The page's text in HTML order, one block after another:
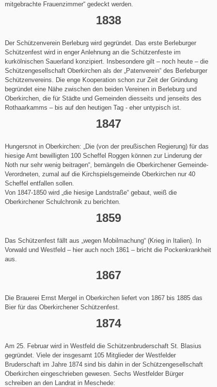
mitgebrachte Frauenzimmer“ gedeckt werden.
1838
Der Schützenverein Berleburg wird gegründet. Das erste Berleburger
Schützenfest wird in enger Anlehnung an die Schützenfeste im
kurkölnischen Sauerland konzipiert. Insbesondere gilt – noch heute – die
Schützengesellschaft Oberkirchen als der „Patenverein“ des Berleburger
Schützenvereins. Die enge Kooperation schon zur Zeit der Gründung
begründet eine Nähe zwischen den beiden Vereinen in Berleburg und
Oberkirchen, die für Städte und Gemeinden diesseits und jenseits des
Rothaarkamms – bis auf den heutigen Tag - eher untypisch ist.
1847
Hungersnot in Oberkirchen: „Die (von der preußischen Regierung) für das
hiesige Amt bewilligten 100 Scheffel Roggen können zur Linderung der
Noth nur sehr wenig beitragen“, bemängeln die Oberkirchener Gemeinde-
Verordneten, zumal auf die Kirchspielsgemeinde Oberkirchen nur 40
Scheffel entfallen sollen.
Von 1847-1850 wird „die hiesige Landstraße“ gebaut, weiß die
Oberkirchener Schulchronik zu berichten.
1859
Das Schützenfest fällt aus „wegen Mobilmachung“ (Krieg in Italien). In
Vorwald und Westfeld – hier auch noch 1861 – bricht die Pockenkrankheit
aus.
1867
Die Brauerei Ernst Mergel in Oberkirchen liefert von 1867 bis 1885 das
Bier für das Oberkirchener Schützenfest.
1874
Am 25. Februar wird in Westfeld die Schützenbruderschaft St. Blasius
gegründet. Viele der insgesamt 105 Mitglieder der Westfelder
Bruderschaft im Jahre 1874 sind bis dahin in der Schützengesellschaft
Oberkirchen eingeschrieben gewesen. Sechs Westfelder Bürger
schreiben an den Landrat in Meschede: